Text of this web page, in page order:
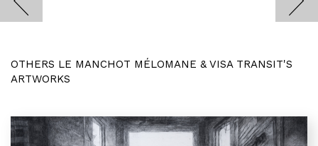
OTHERS LE MANCHOT MÉLOMANE & VISA TRANSIT'S
ARTWORKS